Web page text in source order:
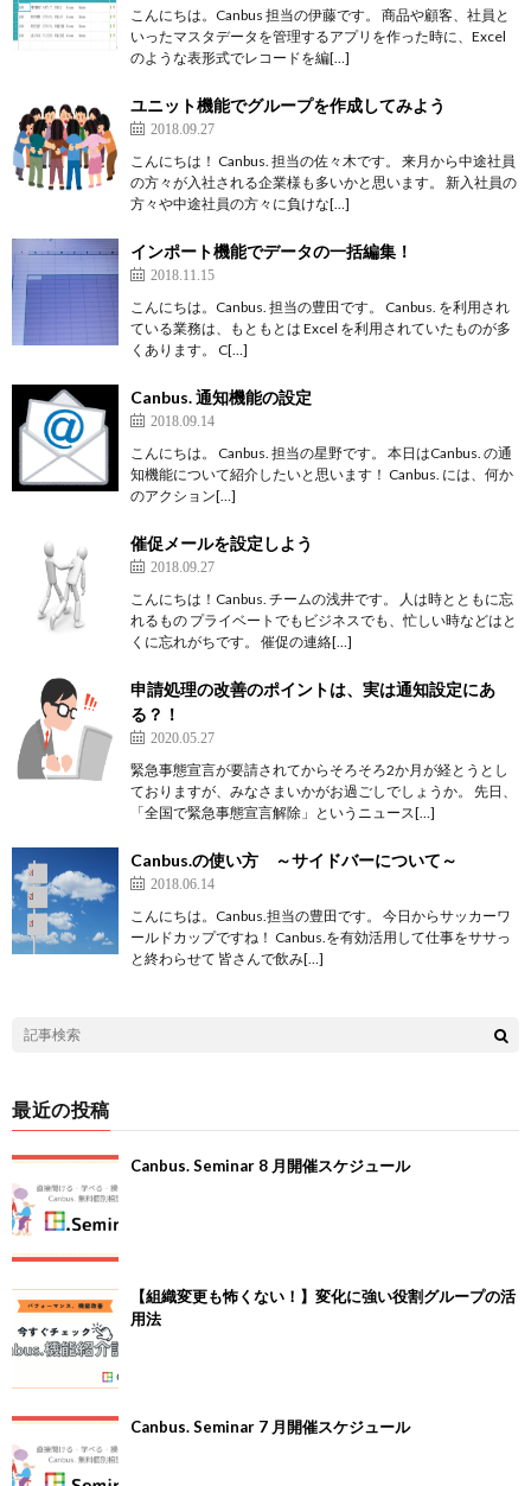
こんにちは。Canbus 担当の伊藤です。 商品や顧客、社員と
いったマスタデータを管理するアプリを作った時に、Excel
のような表形式でレコードを編[…]
ユニット機能でグループを作成してみよう
2018.09.27
こんにちは！ Canbus. 担当の佐々木です。 来月から中途社員
の方々が入社される企業様も多いかと思います。 新入社員の
方々や中途社員の方々に負けな[…]
インポート機能でデータの一括編集！
2018.11.15
こんにちは。Canbus. 担当の豊田です。 Canbus. を利用され
ている業務は、もともとは Excel を利用されていたものが多
くあります。 C[…]
Canbus. 通知機能の設定
2018.09.14
こんにちは。 Canbus. 担当の星野です。 本日はCanbus. の通
知機能について紹介したいと思います！ Canbus. には、何か
のアクション[…]
催促メールを設定しよう
2018.09.27
こんにちは！Canbus. チームの浅井です。 人は時とともに忘
れるもの プライベートでもビジネスでも、忙しい時などはと
くに忘れがちです。 催促の連絡[…]
申請処理の改善のポイントは、実は通知設定にあ
る？！
2020.05.27
緊急事態宣言が要請されてからそろそろ2か月が経とうとし
ておりますが、みなさまいかがお過ごしでしょうか。 先日、
「全国で緊急事態宣言解除」というニュース[…]
Canbus.の使い方 ～サイドバーについて～
2018.06.14
こんにちは。Canbus.担当の豊田です。 今日からサッカーワ
ールドカップですね！ Canbus.を有効活用して仕事をササっ
と終わらせて 皆さんで飲み[…]
最近の投稿
Canbus. Seminar 8 月開催スケジュール
【組織変更も怖くない！】変化に強い役割グループの活
用法
Canbus. Seminar 7 月開催スケジュール